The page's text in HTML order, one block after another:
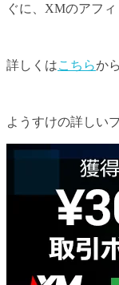
ぐに、XMのアフ
詳しくはこちらか
ようすけの詳しい